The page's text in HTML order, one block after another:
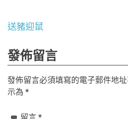
文
章
導
覽
送豬迎鼠
發佈留言
發佈留言必須填寫的電子郵件地址
示為 *